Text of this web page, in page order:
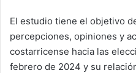
El estudio tiene el objetivo
percepciones, opiniones y
costarricense hacia las
febrero de 2024 y su